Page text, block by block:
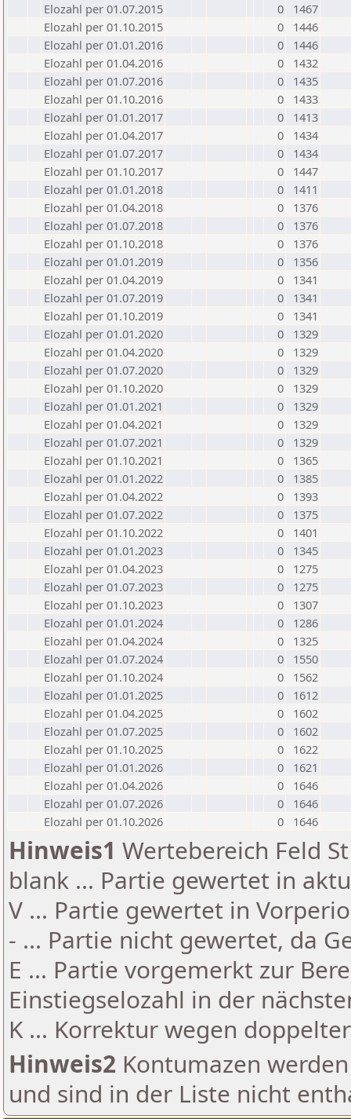
Elozahl per 01.07.2015
0
1467
Elozahl per 01.10.2015
0
1446
Elozahl per 01.01.2016
0
1446
Elozahl per 01.04.2016
0
1432
Elozahl per 01.07.2016
0
1435
Elozahl per 01.10.2016
0
1433
Elozahl per 01.01.2017
0
1413
Elozahl per 01.04.2017
0
1434
Elozahl per 01.07.2017
0
1434
Elozahl per 01.10.2017
0
1447
Elozahl per 01.01.2018
0
1411
Elozahl per 01.04.2018
0
1376
Elozahl per 01.07.2018
0
1376
Elozahl per 01.10.2018
0
1376
Elozahl per 01.01.2019
0
1356
Elozahl per 01.04.2019
0
1341
Elozahl per 01.07.2019
0
1341
Elozahl per 01.10.2019
0
1341
Elozahl per 01.01.2020
0
1329
Elozahl per 01.04.2020
0
1329
Elozahl per 01.07.2020
0
1329
Elozahl per 01.10.2020
0
1329
Elozahl per 01.01.2021
0
1329
Elozahl per 01.04.2021
0
1329
Elozahl per 01.07.2021
0
1329
Elozahl per 01.10.2021
0
1365
Elozahl per 01.01.2022
0
1385
Elozahl per 01.04.2022
0
1393
Elozahl per 01.07.2022
0
1375
Elozahl per 01.10.2022
0
1401
Elozahl per 01.01.2023
0
1345
Elozahl per 01.04.2023
0
1275
Elozahl per 01.07.2023
0
1275
Elozahl per 01.10.2023
0
1307
Elozahl per 01.01.2024
0
1286
Elozahl per 01.04.2024
0
1325
Elozahl per 01.07.2024
0
1550
Elozahl per 01.10.2024
0
1562
Elozahl per 01.01.2025
0
1612
Elozahl per 01.04.2025
0
1602
Elozahl per 01.07.2025
0
1602
Elozahl per 01.10.2025
0
1622
Elozahl per 01.01.2026
0
1621
Elozahl per 01.04.2026
0
1646
Elozahl per 01.07.2026
0
1646
Elozahl per 01.10.2026
0 1646
Hinweis1 Wertebereich Feld
blank ... Partie gewertet in
V ... Partie gewertet in
- ... Partie nicht gewertet, da
E ... Partie vorgemerkt zur
Einstiegselozahl in der
K ... Korrektur wegen
Hinweis2 Kontumazen
und sind in der Liste nicht